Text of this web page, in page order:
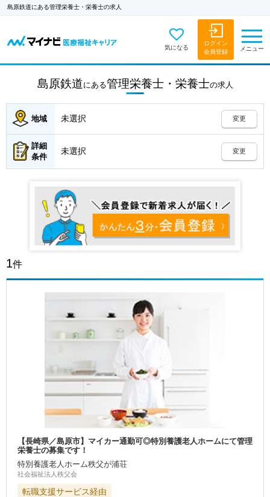
島原鉄道にある管理栄養士・栄養士の求人
気になる
ログイン
会員登録
メニュー
島原鉄道にある管理栄養士・栄養士の求人
地域 未選択 変更
詳細
条件
未選択 変更
1件
【長崎県／島原市】マイカー通勤可◎特別養護老人ホームにて管理
栄養士の募集です！
特別養護老人ホーム秩父が浦荘
社会福祉法人秩父会
転職支援サービス経由